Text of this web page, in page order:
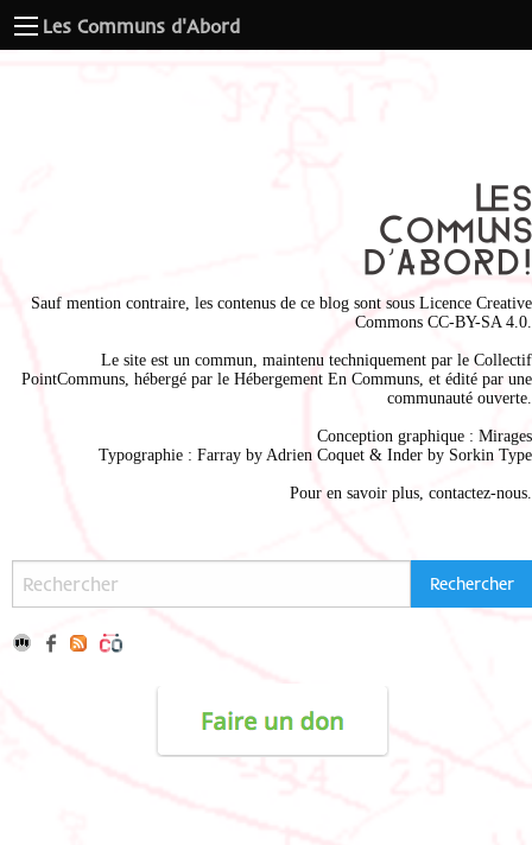
Les Communs d'Abord
Sauf mention contraire, les contenus de ce blog sont sous Licence Creative
Commons CC-BY-SA 4.0
Le site est un commun, maintenu techniquement par le Collectif
PointCommuns , hébergé par le Hébergement En Communs , et édité par une
communauté ouverte.
Conception graphique : Mirages
Typographie : Farray by Adrien Coquet & Inder by Sorkin Type
Pour en savoir plus, contactez-nous